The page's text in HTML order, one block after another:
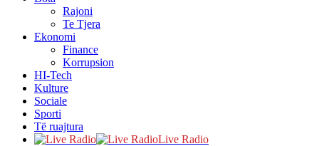
Rajoni
Te Tjera
Ekonomi
Finance
Korrupsion
HI-Tech
Kulture
Sociale
Sporti
Të ruajtura
Live Radio